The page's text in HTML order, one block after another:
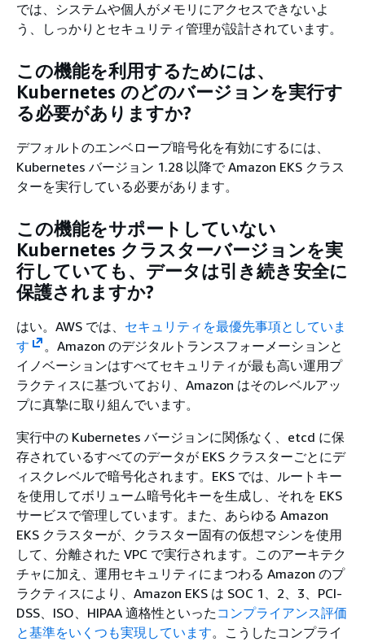
では、システムや個人がメモリにアクセスできないよ
う、しっかりとセキュリティ管理が設計されています。
この機能を利用するためには、
Kubernetes のどのバージョンを実行す
る必要がありますか?
デフォルトのエンベロープ暗号化を有効にするには、
Kubernetes バージョン 1.28 以降で Amazon EKS クラス
ターを実行している必要があります。
この機能をサポートしていない
Kubernetes クラスターバージョンを実
行していても、データは引き続き安全に
保護されますか?
はい。AWS では、 セキュリティを最優先事項としていま
す
。Amazon のデジタルトランスフォーメーションと
イノベーションはすべてセキュリティが最も高い運用プ
ラクティスに基づいており、Amazon はそのレベルアッ
プに真摯に取り組んでいます。
実行中の Kubernetes バージョンに関係なく、etcd に保
存されているすべてのデータが EKS クラスターごとにデ
ィスクレベルで暗号化されます。EKS では、ルートキー
を使用してボリューム暗号化キーを生成し、それを EKS
サービスで管理しています。また、あらゆる Amazon
EKS クラスターが、クラスター固有の仮想マシンを使用
して、分離された VPC で実行されます。このアーキテク
チャに加え、運用セキュリティにまつわる Amazon のプ
ラクティスにより、Amazon EKS は SOC 1、2、3、PCI-
DSS、ISO、HIPAA 適格性といった コンプライアンス評価
と基準をいくつも実現しています。こうしたコンプライ